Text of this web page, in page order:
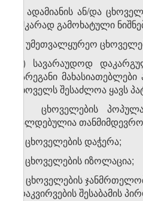
ბ) ადამიანის ან/და
აშკარად გამოხატული
გ) უმეთვალყურეო
დ) სავარაუდოდ
გარეგანი
ცხოველს შესაძლოა ყავს
7. ცხოველების
ვალდებულია
ა) ცხოველების დაჭერა;
ბ) ცხოველების იზოლაცია;
გ) ცხოველების
(დაკვირვების შესაბამის